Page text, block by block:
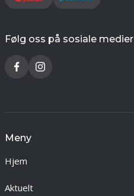
Følg oss på sosiale medier
Meny
Hjem
Aktuelt